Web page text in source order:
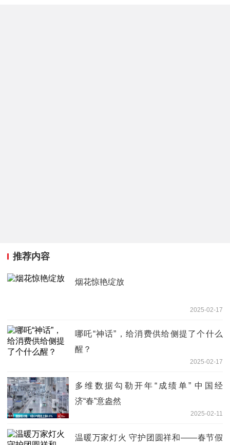
推荐内容
烟花惊艳绽放
2025-02-17
哪吒“神话”，给消费供给侧提了个什么
醒？
2025-02-17
多维数据勾勒开年“成绩单” 中国经
济“春”意盎然
2025-02-11
温暖万家灯火 守护团圆祥和——春节假